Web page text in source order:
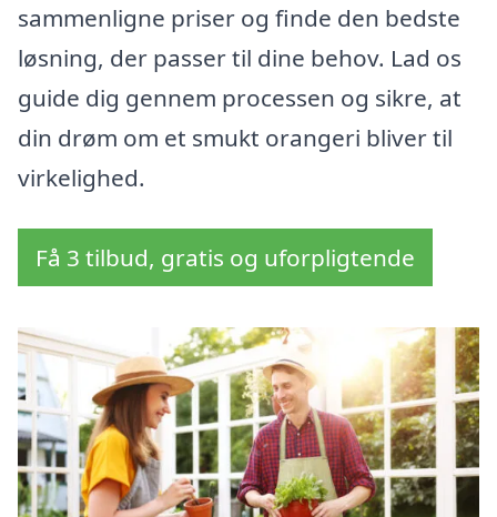
sammenligne priser og finde den bedste
løsning, der passer til dine behov. Lad os
guide dig gennem processen og sikre, at
din drøm om et smukt orangeri bliver til
virkelighed.
Få 3 tilbud, gratis og uforpligtende